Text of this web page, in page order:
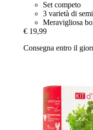
Set competo
3 varietà di semi
Meravigliosa
€ 19,99
Consegna entro il